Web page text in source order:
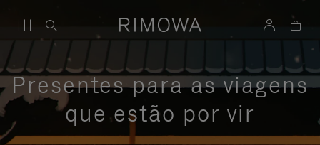
Presentes para as viagens
que estão por vir